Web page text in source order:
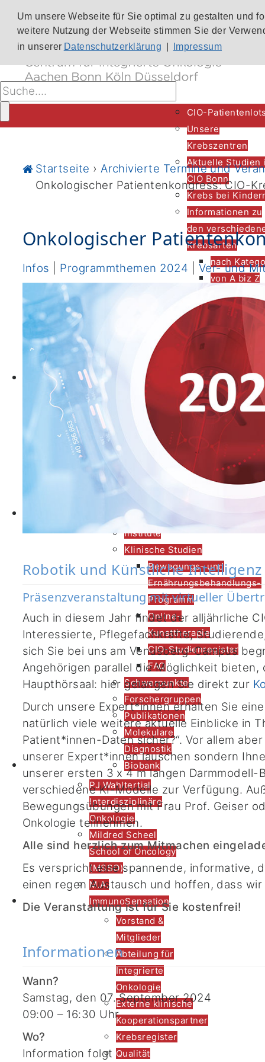
Um unsere Webseite für Sie optimal zu gestalten und
weitere Nutzung der Webseite stimmen Sie der
in unserer Datenschutzerklärung Impressum
Behandlung im CIO
CIO-
Unsere
Krebszentren
Aktuelle Studien
CIO Bonn
Krebs bei
Informationen zu
den
Krebsarten
nach
von A biz Z
Immuntherapie
Unterstützende
Therapien &
Angebote
Fachpflege
Ernährung
Bewegung
Darmkrebsvorsorge
Familiäre/erbliche
Tumorerkrankungen
Links
Forschung
Institute
Klinische Studien
Bewegungs- und
Ernährungsbehandlungs-
Programm
Online-
Kunsttherapie
CIO-Studienregister
FAQ
Schwerpunkte
Forschergruppen
Publikationen
Molekulare
Diagnostik
Biobank
Lehre
PJ Wahltertial
Interdisziplinäre
Onkologie
Mildred Scheel
School of Oncology
(MSSO)
M.A.
ImmunoSensation
Vorstand &
Mitglieder
Abteilung für
Integrierte
Onkologie
Externe klinische
Kooperationspartner
Krebsregister
Qualität
Startseite ›Archivierte Termine und
Onkologischer Patientenkongress: CIO-
Onkologischer
Infos Programmthemen 2024 Ver- und
Robotik und Künstliche Intelligenz
Präsenzveranstaltung mit virtueller
Auch in diesem Jahr findet der alljährliche
Interessierte, Pflegefachkräfte,
sich Sie bei uns am Venusberg-Campus
Angehörigen parallel die Möglichkeit
Haupthörsaal: hier gelangen Sie direkt zur
Durch unsere Expert*innen erhalten Sie
natürlich viele weitere aktuelle Einblicke in
Patient*innen-Daten sicher?“. Vor allem
unserer Expert*innen lauschen sondern
unserer ersten 3 x 4 m langen
verschiedene KI-Modelle zur Verfügung.
Bewegungsübungen mit Frau Prof. Geiser
Onkologie teilnehmen.
Alle sind herzlich zum Mitmachen
Es verspricht eine spannende, informative,
einen regen Austausch und hoffen, dass
Die Veranstaltung ist für Sie kostenfrei!
Informationen
Wann?
Samstag, den 07. September 2024
09:00 – 16:30 Uhr
Wo?
Information folgt